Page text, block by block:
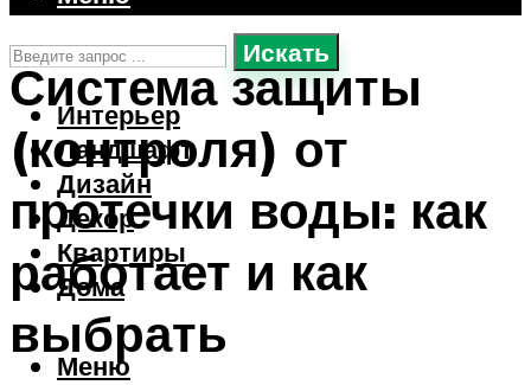
Искать
Интерьер
Ландшафт
Дизайн
Декор
Квартиры
Дома
Меню
Система защиты
(контроля) от
протечки воды: как
работает и как
выбрать